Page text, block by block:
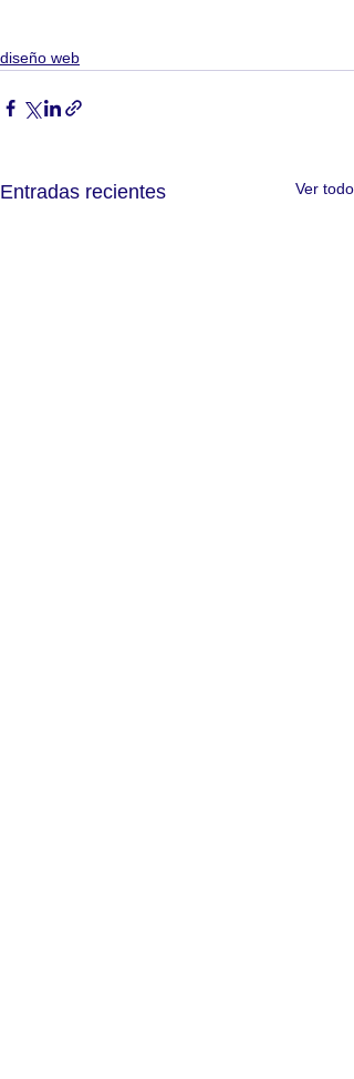
diseño web
Entradas recientes Ver todo